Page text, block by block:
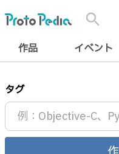
search
作品 イベント
タグ